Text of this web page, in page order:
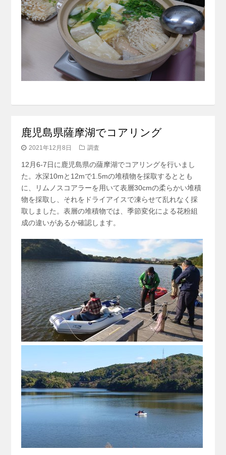
鹿児島県薩摩湖でコアリング
2021年12月8日 調査
12月6-7日に鹿児島県の薩摩湖でコアリングを行いまし
た。水深10mと12mで1.5mの堆積物を採取するととも
に、リムノスコアラーを用いて表層30cmの柔らかい堆積
物を採取し、それをドライアイスで凍らせて乱れなく採
取しました。表層の堆積物では、季節変化による花粉組
成の違いがあるか確認します。